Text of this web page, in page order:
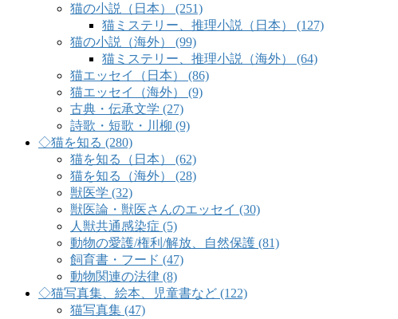
猫の小説（日本） (251)
猫ミステリー、推理小説（日本） (127)
猫の小説（海外） (99)
猫ミステリー、推理小説（海外） (64)
猫エッセイ（日本） (86)
猫エッセイ（海外） (9)
古典・伝承文学 (27)
詩歌・短歌・川柳 (9)
◇猫を知る (280)
猫を知る（日本） (62)
猫を知る（海外） (28)
獣医学 (32)
獣医論・獣医さんのエッセイ (30)
人獣共通感染症 (5)
動物の愛護/権利/解放、自然保護 (81)
飼育書・フード (47)
動物関連の法律 (8)
◇猫写真集、絵本、児童書など (122)
猫写真集 (47)